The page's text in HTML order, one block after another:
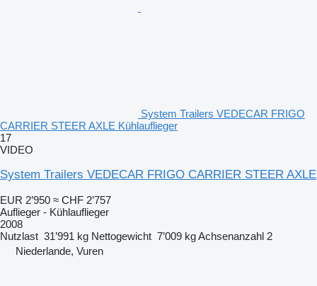
System Trailers VEDECAR FRIGO
CARRIER STEER AXLE Kühlauflieger
17
VIDEO
System Trailers VEDECAR FRIGO CARRIER STEER AXLE
EUR 2’950 ≈ CHF 2’757
Auflieger - Kühlauflieger
2008
Nutzlast 31’991 kg Nettogewicht 7’009 kgAchsenanzahl 2
Niederlande, Vuren